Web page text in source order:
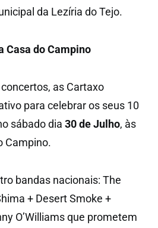
da Lezíria do Tejo.
Casa do Campino
as Cartaxo
para celebrar os seus 10
sábado dia 30 de Julho, às
Campino.
bandas nacionais: The
+ Desert Smoke +
O’Williams que prometem